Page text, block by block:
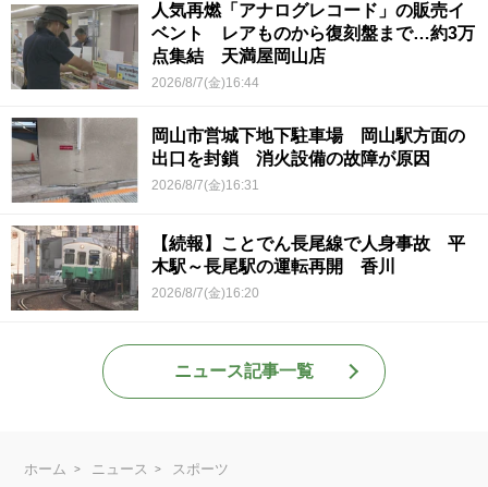
人気再燃「アナログレコード」の販売イ
ベント レアものから復刻盤まで…約3万
点集結 天満屋岡山店
2026/8/7(金)16:44
岡山市営城下地下駐車場 岡山駅方面の
出口を封鎖 消火設備の故障が原因
2026/8/7(金)16:31
【続報】ことでん長尾線で人身事故 平
木駅～長尾駅の運転再開 香川
2026/8/7(金)16:20
ニュース記事一覧
ホーム ニュース
スポーツ